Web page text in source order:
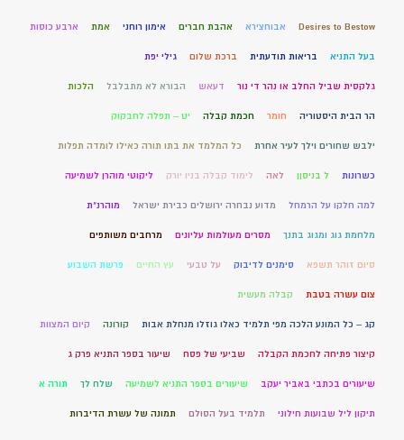
Desires to Bestow אבוחצירא אהבת חברים אימון רוחני אמת ארבע כוסות
בעל התניא בריאות תודעתית ברכת שלום גילי יפת
גלקסית שביל החלב או נהר די נור דעאש הבורא לא מתבלבל הלכות
הר הבית היסטוריה חומר חכמת קבלה יט – תפלה לחבקוק
ילבש שחורים וילך לעיר אחרת כל המלמד את בתו תורה כאילו לומדה תפלות
כשרונות ל בניסןן לאה לימוד קבלה בניו יורק ליקוטי מוהרן לשמיעה
למה חלקו על הרמחל מדוע נבחרה ירושלים כבירת ישראל מוהרנ”ת
מלחמת גוג ומגוג בתנך מסרים מעולמות עליונים מרחבים משותפים
סיום זוהר תשפא סימנים לדיבוק על טבעי עץ החיים פרשת השבוע
צום עשרה בטבת קבלה מעשית
קג – כל המונע הלכה מפי תלמיד כאלו גוזלו מנחלת אבות קורונה קיום המצוות
קיצור פתיחה לחכמת הקבלה שביעי של פסח שיעור בספר התניא פרק ג
שיעורים בכתבי באביר יעקב שיעורים בספר התניא לשמיעה שלח לך תורה א
תיקון ליל שבועות חילוני תלמיד בעל הסולם תמונה של עשרת הדיברות